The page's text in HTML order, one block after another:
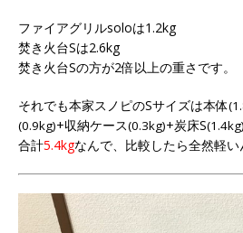
ファイアグリルsoloは1.2kg
焚き火台Sは2.6kg
焚き火台Sの方が2倍以上の重さです。
それでも本家スノピのSサイズは本体
(0.9kg)+収納ケース(0.3kg)+炭床S(1.4kg)
合計5.4kgなんで、比較したら全然軽い